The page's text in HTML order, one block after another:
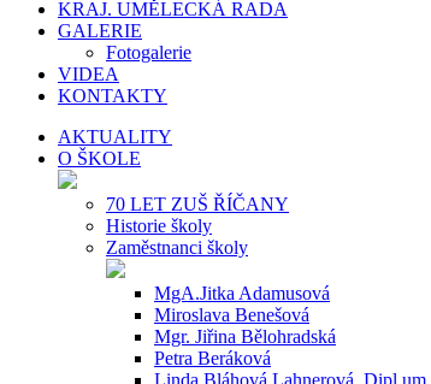
KRAJ. UMĚLECKÁ RADA
GALERIE
Fotogalerie
VIDEA
KONTAKTY
AKTUALITY
O ŠKOLE
70 LET ZUŠ ŘÍČANY
Historie školy
Zaměstnanci školy
MgA.Jitka Adamusová
Miroslava Benešová
Mgr. Jiřina Bělohradská
Petra Beráková
Linda Bláhová Lahnerová, Dipl.um.